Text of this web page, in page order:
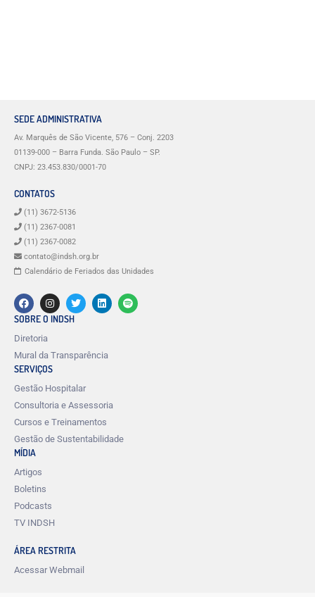
SEDE ADMINISTRATIVA
Av. Marquês de São Vicente, 576 – Conj. 2203
01139-000 – Barra Funda. São Paulo – SP.
CNPJ: 23.453.830/0001-70
CONTATOS
(11) 3672-5136
(11) 2367-0081
(11) 2367-0082
contato@indsh.org.br
Calendário de Feriados das Unidades
SOBRE O INDSH
Diretoria
Mural da Transparência
SERVIÇOS
Gestão Hospitalar
Consultoria e Assessoria
Cursos e Treinamentos
Gestão de Sustentabilidade
MÍDIA
Artigos
Boletins
Podcasts
TV INDSH
ÁREA RESTRITA
Acessar Webmail